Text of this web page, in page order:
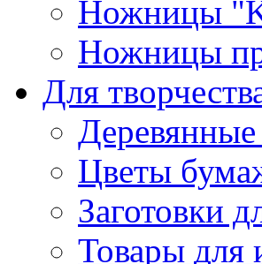
Ножницы
Ножницы
Для
Цветы
Заготовки
Товары для